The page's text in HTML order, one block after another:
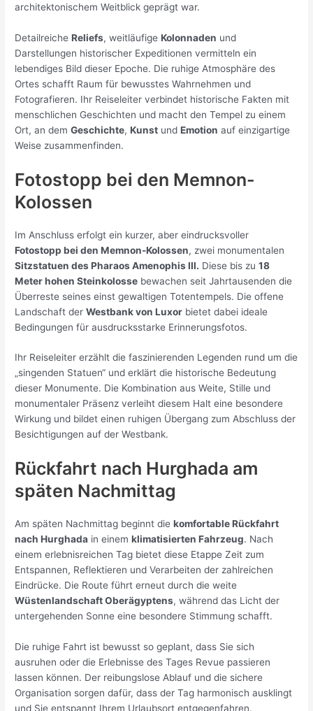
architektonischem Weitblick geprägt war.
DetailreicheReliefs, weitläufigeKolonnaden und
Darstellungen historischer Expeditionen vermitteln ein
lebendiges Bild dieser Epoche. Die ruhige Atmosphäre des
Ortes schafft Raum für bewusstes Wahrnehmen und
Fotografieren. Ihr Reiseleiter verbindet historische Fakten mit
menschlichen Geschichten und macht den Tempel zu einem
Ort, an demGeschichte,Kunst undEmotion auf einzigartige
Weise zusammenfinden.
Fotostopp bei den Memnon-
Kolossen
Im Anschluss erfolgt ein kurzer, aber eindrucksvoller
Fotostopp bei den Memnon-Kolossen, zwei monumentalen
Sitzstatuen des Pharaos Amenophis III. Diese bis zu18
Meter hohen Steinkolosse bewachen seit Jahrtausenden die
Überreste seines einst gewaltigen Totentempels. Die offene
Landschaft derWestbank von Luxor bietet dabei ideale
Bedingungen für ausdrucksstarke Erinnerungsfotos.
Ihr Reiseleiter erzählt die faszinierenden Legenden rund um die
„singenden Statuen“ und erklärt die historische Bedeutung
dieser Monumente. Die Kombination aus Weite, Stille und
monumentaler Präsenz verleiht diesem Halt eine besondere
Wirkung und bildet einen ruhigen Übergang zum Abschluss der
Besichtigungen auf der Westbank.
Rückfahrt nach Hurghada am
späten Nachmittag
Am späten Nachmittag beginnt diekomfortable Rückfahrt
nach Hurghada in einemklimatisierten Fahrzeug. Nach
einem erlebnisreichen Tag bietet diese Etappe Zeit zum
Entspannen, Reflektieren und Verarbeiten der zahlreichen
Eindrücke. Die Route führt erneut durch die weite
Wüstenlandschaft Oberägyptens, während das Licht der
untergehenden Sonne eine besondere Stimmung schafft.
Die ruhige Fahrt ist bewusst so geplant, dass Sie sich
ausruhen oder die Erlebnisse des Tages Revue passieren
lassen können. Der reibungslose Ablauf und die sichere
Organisation sorgen dafür, dass der Tag harmonisch ausklingt
und Sie entspannt Ihrem Urlaubsort entgegenfahren.